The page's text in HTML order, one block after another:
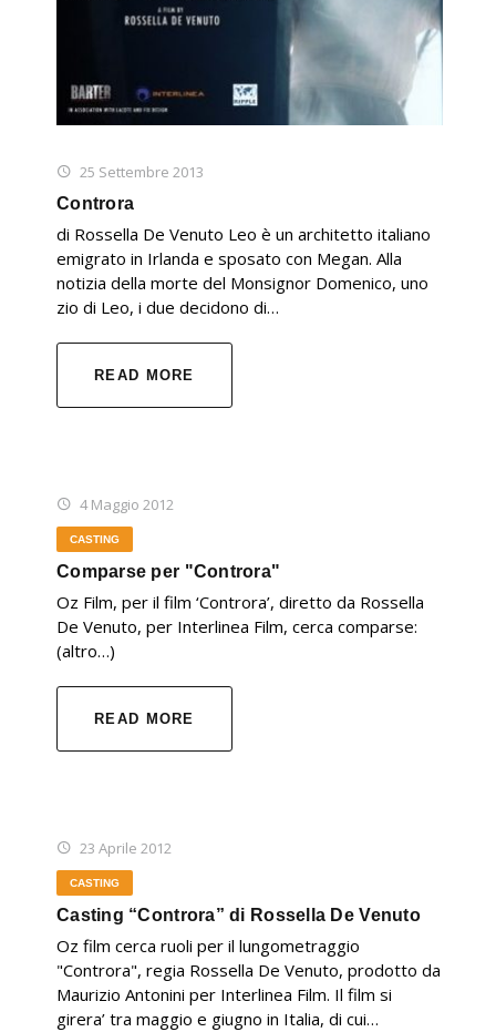
25 Settembre 2013
Controra
di Rossella De Venuto Leo è un architetto italiano
emigrato in Irlanda e sposato con Megan. Alla
notizia della morte del Monsignor Domenico, uno
zio di Leo, i due decidono di…
READ MORE
4 Maggio 2012
CASTING
Comparse per "Controra"
Oz Film, per il film ‘Controra’, diretto da Rossella
De Venuto, per Interlinea Film, cerca comparse:
(altro…)
READ MORE
23 Aprile 2012
CASTING
Casting “Controra” di Rossella De Venuto
Oz film cerca ruoli per il lungometraggio
"Controra", regia Rossella De Venuto, prodotto da
Maurizio Antonini per Interlinea Film. Il film si
girera’ tra maggio e giugno in Italia, di cui…